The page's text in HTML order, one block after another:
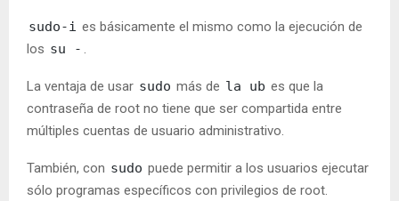
sudo-i es básicamente el mismo como la ejecución de
los su - .
La ventaja de usar sudo más de la ub es que la
contraseña de root no tiene que ser compartida entre
múltiples cuentas de usuario administrativo.
También, con sudo puede permitir a los usuarios ejecutar
sólo programas específicos con privilegios de root.